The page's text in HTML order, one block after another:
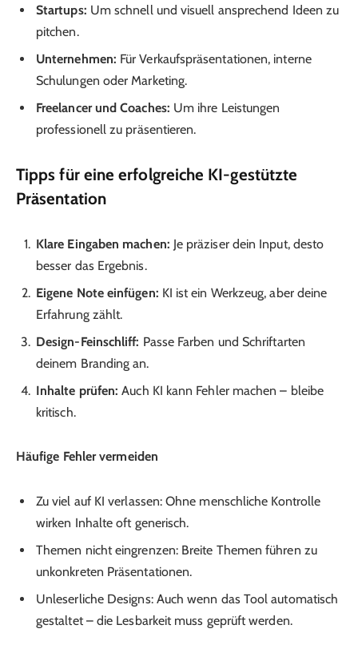
Startups: Um schnell und visuell ansprechend Ideen zu
pitchen.
Unternehmen: Für Verkaufspräsentationen, interne
Schulungen oder Marketing.
Freelancer und Coaches: Um ihre Leistungen
professionell zu präsentieren.
Tipps für eine erfolgreiche KI-gestützte
Präsentation
Klare Eingaben machen: Je präziser dein Input, desto
besser das Ergebnis.
Eigene Note einfügen: KI ist ein Werkzeug, aber deine
Erfahrung zählt.
Design-Feinschliff: Passe Farben und Schriftarten
deinem Branding an.
Inhalte prüfen: Auch KI kann Fehler machen – bleibe
kritisch.
Häufige Fehler vermeiden
Zu viel auf KI verlassen: Ohne menschliche Kontrolle
wirken Inhalte oft generisch.
Themen nicht eingrenzen: Breite Themen führen zu
unkonkreten Präsentationen.
Unleserliche Designs: Auch wenn das Tool automatisch
gestaltet – die Lesbarkeit muss geprüft werden.